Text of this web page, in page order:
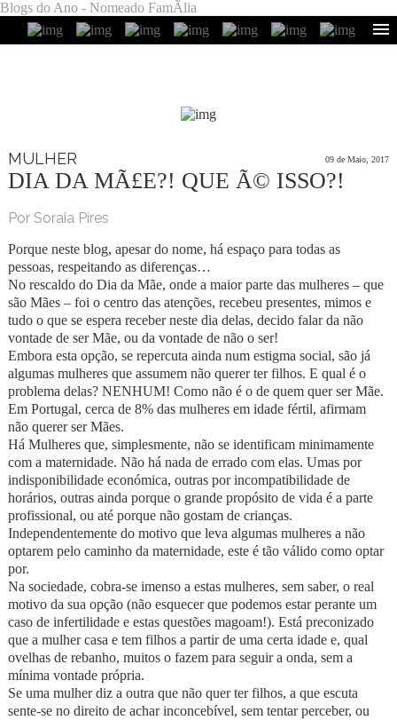
Blogs do Ano - Nomeado FamÃ­lia
MULHER 09 de Maio, 2017
DIA DA MÃ£E?! QUE Ã© ISSO?!
Por Soraia Pires
Porque neste blog, apesar do nome, há espaço para todas as
pessoas, respeitando as diferenças…
No rescaldo do Dia da Mãe, onde a maior parte das mulheres – que
são Mães – foi o centro das atenções, recebeu presentes, mimos e
tudo o que se espera receber neste dia delas, decido falar da não
vontade de ser Mãe, ou da vontade de não o ser!
Embora esta opção, se repercuta ainda num estigma social, são já
algumas mulheres que assumem não querer ter filhos. E qual é o
problema delas? NENHUM! Como não é o de quem quer ser Mãe.
Em Portugal, cerca de 8% das mulheres em idade fértil, afirmam
não querer ser Mães.
Há Mulheres que, simplesmente, não se identificam minimamente
com a maternidade. Não há nada de errado com elas. Umas por
indisponibilidade económica, outras por incompatibilidade de
horários, outras ainda porque o grande propósito de vida é a parte
profissional, ou até porque não gostam de crianças.
Independentemente do motivo que leva algumas mulheres a não
optarem pelo caminho da maternidade, este é tão válido como optar
por.
Na sociedade, cobra-se imenso a estas mulheres, sem saber, o real
motivo da sua opção (não esquecer que podemos estar perante um
caso de infertilidade e estas questões magoam!). Está preconizado
que a mulher casa e tem filhos a partir de uma certa idade e, qual
ovelhas de rebanho, muitos o fazem para seguir a onda, sem a
mínima vontade própria.
Se uma mulher diz a outra que não quer ter filhos, a que escuta
sente-se no direito de achar inconcebível, sem tentar perceber, ou